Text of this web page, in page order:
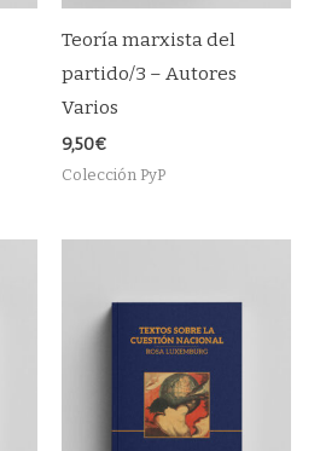
Teoría marxista del
partido/3 – Autores
Varios
9,50€
Colección PyP